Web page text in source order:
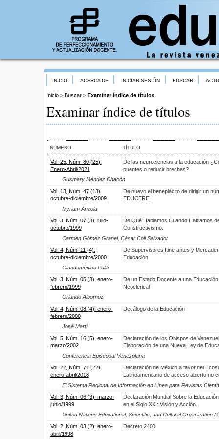
INICIO ACERCA DE INICIAR SESIÓN BUSCAR
Inicio > Buscar > Examinar índice de títulos
Examinar índice de títulos
NÚMERO TÍTULO
Vol. 25, Núm. 80 (25):
Enero-Abril/2021
De las neurociencias a la educación
puentes o reducir brechas?
Gusmary Méndez Chacón
Vol. 13, Núm. 47 (13):
octubre-diciembre/2009
De nuevo el beneplácito de dirigir un
EDUCERE.
Myriam Anzola
Vol. 3, Núm. 07 (3): julio-
octubre/1999
De Qué Hablamos Cuando Hablamos
Constructivismo.
Carmen Gómez Granel, César Coll Salvador
Vol. 4, Núm. 11 (4):
octubre-diciembre/2000
De Supervisores Itinerantes y
Educación
Giandoménico Puliti
Vol. 3, Núm. 05 (3): enero-
febrero/1999
De un Estado Docente a una Educación
Neoclerical
Orlando Albornoz
Vol. 4, Núm. 08 (4): enero-
febrero/2000
Decálogo de la Educación
José Martí
Vol. 5, Núm. 16 (5): enero-
marzo/2002
Declaración de los Obispos de
Elaboración de una Nueva Ley de
Conferencia Episcopal Venezolana
Vol. 22, Núm. 71 (22):
enero-abril/2018
Declaración de México a favor del
Latinoamericano de acceso abierto no
El Sistema Regional de Información en Línea para Revistas
Vol. 3, Núm. 06 (3): marzo-
junio/1999
Declaración Mundial Sobre la
en el Siglo XXI: Visión y Acción.
United Nations Educational, Scientific, and Cultural Organization
Vol. 2, Núm. 03 (2): enero-
abril/1998
Decreto 2400